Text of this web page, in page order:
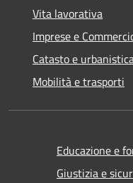
Vita lavorativa
Imprese e
Catasto e
Mobilità e trasporti
Educazione e
Giustizia e